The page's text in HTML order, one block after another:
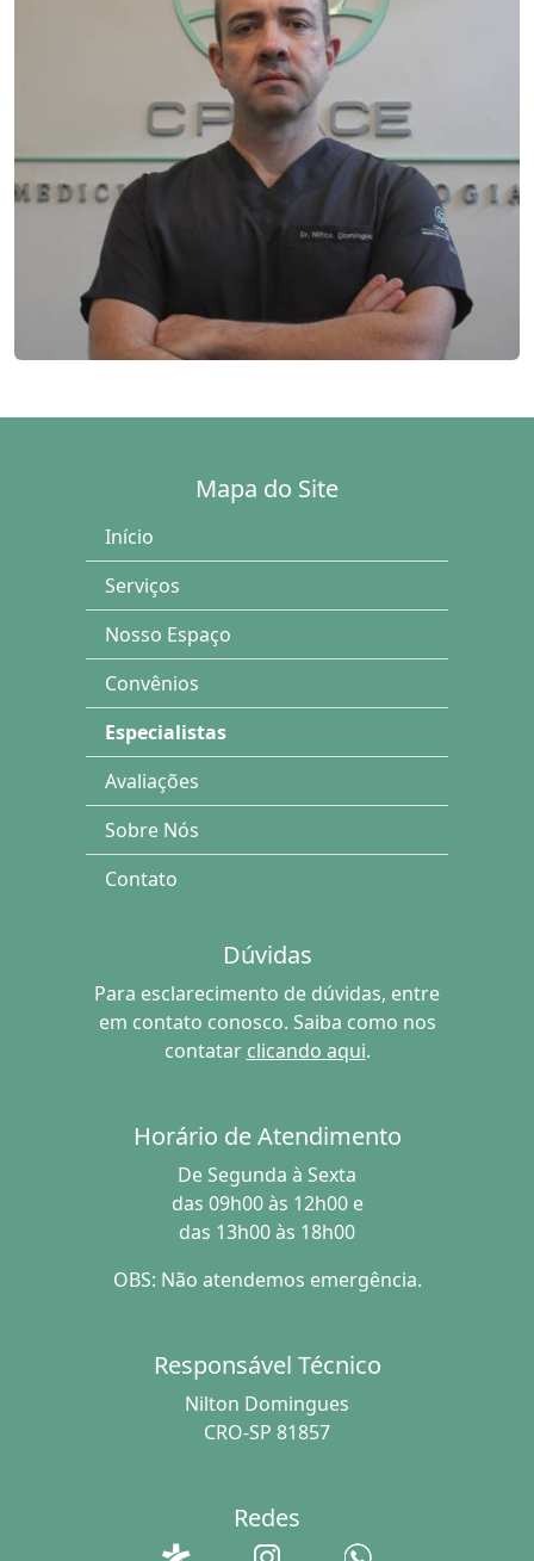
Mapa do Site
Início
Serviços
Nosso Espaço
Convênios
Especialistas
Avaliações
Sobre Nós
Contato
Dúvidas
Para esclarecimento de dúvidas, entre
em contato conosco. Saiba como nos
contatar clicando aqui.
Horário de Atendimento
De Segunda à Sexta
das 09h00 às 12h00 e
das 13h00 às 18h00
OBS: Não atendemos emergência.
Responsável Técnico
Nilton Domingues
CRO-SP 81857
Redes